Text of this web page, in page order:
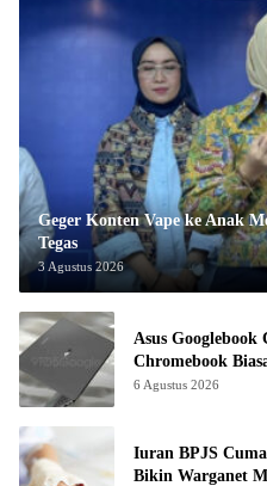
Geger Konten Vape ke Anak
Tegas
3 Agustus 2026
Asus Googlebook
Chromebook
6 Agustus 2026
Iuran BPJS
Bikin Warganet